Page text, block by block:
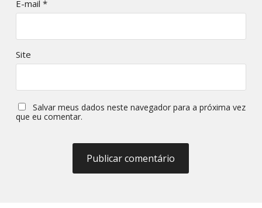
E-mail *
Site
Salvar meus dados neste navegador para a próxima vez
que eu comentar.